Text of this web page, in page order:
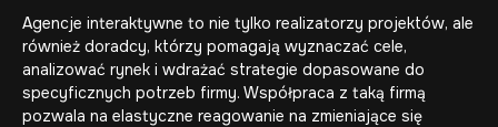
Agencje interaktywne to nie tylko realizatorzy projektów, ale
również doradcy, którzy pomagają wyznaczać cele,
analizować rynek i wdrażać strategie dopasowane do
specyficznych potrzeb firmy. Współpraca z taką firmą
pozwala na elastyczne reagowanie na zmieniające się